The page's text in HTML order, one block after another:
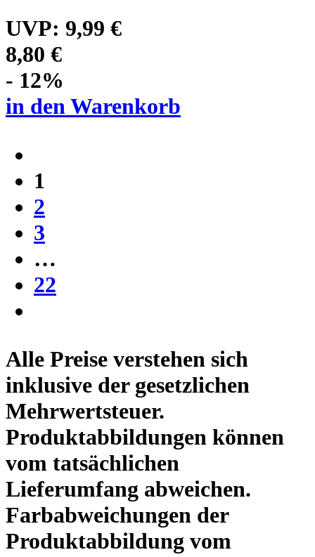
UVP: 9,99 €
8,80 €
- 12%
in den Warenkorb
1
2
3
…
22
Alle Preise verstehen sich
inklusive der gesetzlichen
Mehrwertsteuer.
Produktabbildungen können
vom tatsächlichen
Lieferumfang abweichen.
Farbabweichungen der
Produktabbildung vom